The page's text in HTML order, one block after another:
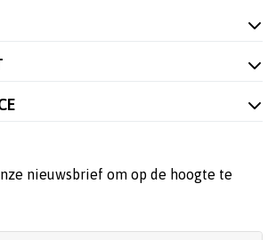
nieuwsbrief om op de hoogte te